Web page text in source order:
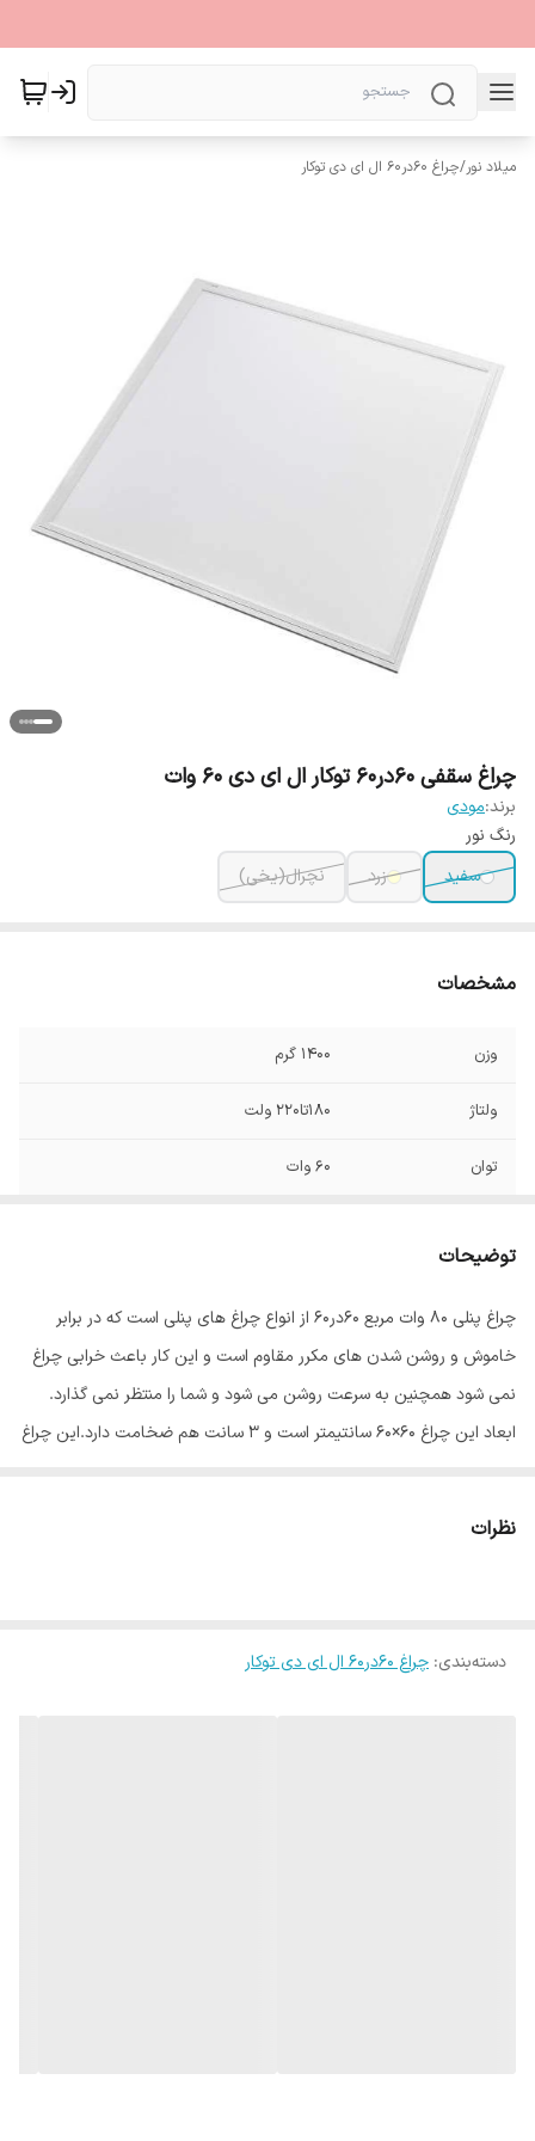
میلاد نور/چراغ 60در60 ال ای دی توکار
چراغ سقفی 60در60 توکار ال ای دی 60 وات
برند:مودی
رنگ نور
سفید
زرد نچرال(یخی)
مشخصات
وزن 1400 گرم
ولتاژ 180تا220 ولت
توان 60 وات
طول عمر
میزان روشنایی 4200 لومن
ابعاد 60x60x3 سانتی‌متر
توضیحات
چراغ پنلی 80 وات مربع 60در60 از انواع چراغ های پنلی است که در برابر
خاموش و روشن شدن های مکرر مقاوم است و این کار باعث خرابی چراغ
نمی شود همچنین به سرعت روشن می شود و شما را منتظر نمی گذارد.
ابعاد این چراغ 60×60 سانتیمتر است و 3 سانت هم ضخامت دارد.این چراغ
باشد.
نظرات
دسته‌بندی: چراغ 60در60 ال ای دی توکار